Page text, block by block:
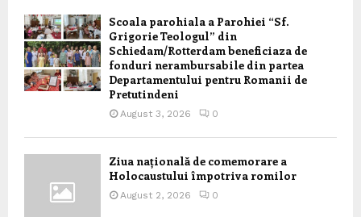
Scoala parohiala a Parohiei “Sf.
Grigorie Teologul” din
Schiedam/Rotterdam beneficiaza de
fonduri nerambursabile din partea
Departamentului pentru Romanii de
Pretutindeni
August 3, 2026 0
Ziua națională de comemorare a
Holocaustului împotriva romilor
August 2, 2026 0